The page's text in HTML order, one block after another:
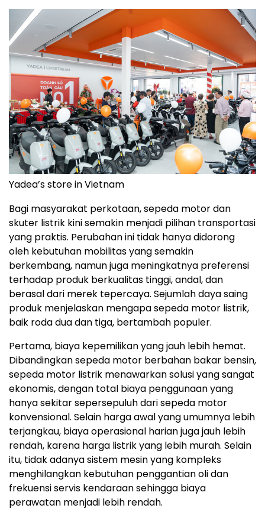
Yadea’s store in Vietnam
Bagi masyarakat perkotaan, sepeda motor dan
skuter listrik kini semakin menjadi pilihan transportasi
yang praktis. Perubahan ini tidak hanya didorong
oleh kebutuhan mobilitas yang semakin
berkembang, namun juga meningkatnya preferensi
terhadap produk berkualitas tinggi, andal, dan
berasal dari merek tepercaya. Sejumlah daya saing
produk menjelaskan mengapa sepeda motor listrik,
baik roda dua dan tiga, bertambah populer.
Pertama, biaya kepemilikan yang jauh lebih hemat.
Dibandingkan sepeda motor berbahan bakar bensin,
sepeda motor listrik menawarkan solusi yang sangat
ekonomis, dengan total biaya penggunaan yang
hanya sekitar sepersepuluh dari sepeda motor
konvensional. Selain harga awal yang umumnya lebih
terjangkau, biaya operasional harian juga jauh lebih
rendah, karena harga listrik yang lebih murah. Selain
itu, tidak adanya sistem mesin yang kompleks
menghilangkan kebutuhan penggantian oli dan
frekuensi servis kendaraan sehingga biaya
perawatan menjadi lebih rendah.